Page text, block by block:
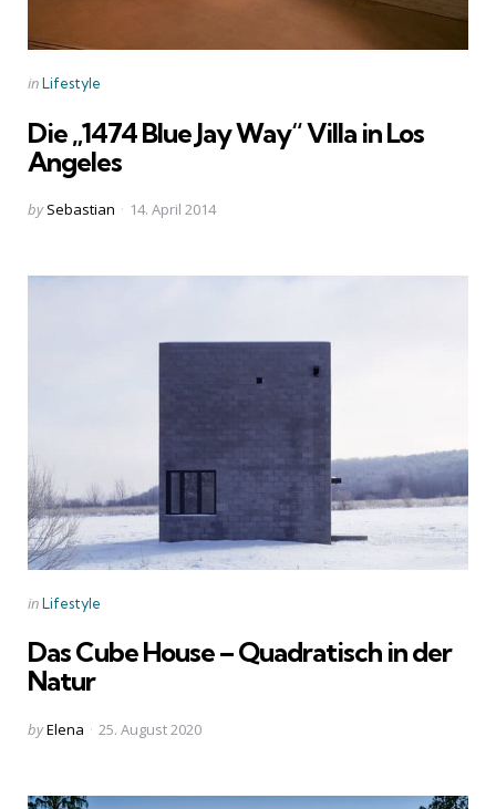
Categories
Posted
inLifestyle
Die „1474 Blue Jay Way“ Villa in Los
Angeles
Posted
by Sebastian 14. April 2014
Categories
Posted
inLifestyle
Das Cube House – Quadratisch in der
Natur
Posted
byElena 25. August 2020